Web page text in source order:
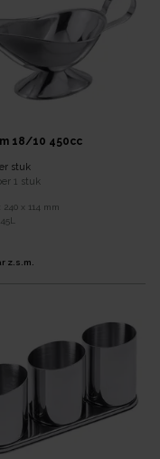
18/10 450cc
stuk
1 stuk
240 x 114 mm
L
z.s.m.